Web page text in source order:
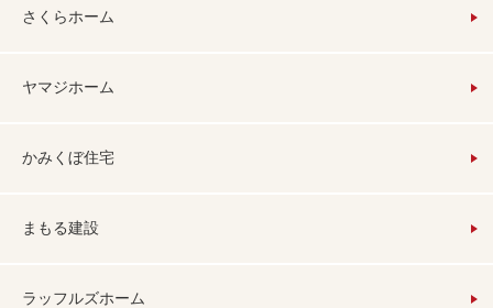
さくらホーム
ヤマジホーム
かみくぼ住宅
まもる建設
ラッフルズホーム